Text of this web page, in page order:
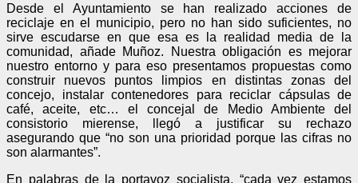
Desde el Ayuntamiento se han realizado acciones de
reciclaje en el municipio, pero no han sido suficientes, no
sirve escudarse en que esa es la realidad media de la
comunidad, añade Muñoz. Nuestra obligación es mejorar
nuestro entorno y para eso presentamos propuestas como
construir nuevos puntos limpios en distintas zonas del
concejo, instalar contenedores para reciclar cápsulas de
café, aceite, etc… el concejal de Medio Ambiente del
consistorio mierense, llegó a justificar su rechazo
asegurando que “no son una prioridad porque las cifras no
son alarmantes”.
En palabras de la portavoz socialista, “cada vez estamos